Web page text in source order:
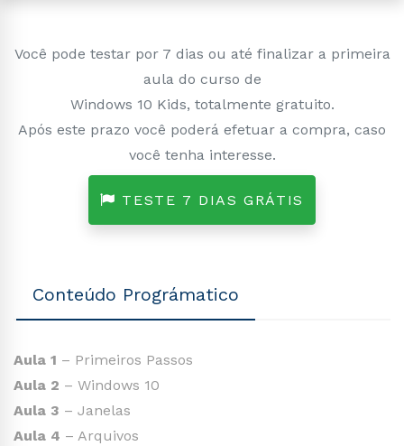
Você pode testar por 7 dias ou até finalizar a primeira
aula do curso de
Windows 10 Kids, totalmente gratuito.
Após este prazo você poderá efetuar a compra, caso
você tenha interesse.
TESTE 7 DIAS GRÁTIS
Conteúdo Prográmatico
Aula 1 – Primeiros Passos
Aula 2 – Windows 10
Aula 3 – Janelas
Aula 4 – Arquivos